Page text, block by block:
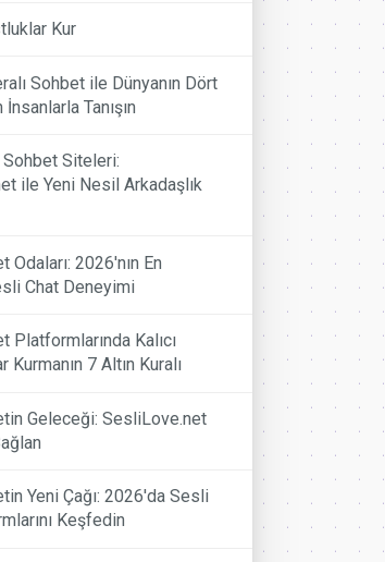
Kur
Sohbet ile Dünyanın Dört
İnsanlarla Tanışın
Siteleri:
ile Yeni Nesil Arkadaşlık
Odaları: 2026'nın En
Chat Deneyimi
Platformlarında Kalıcı
Kurmanın 7 Altın Kuralı
Geleceği: SesliLove.net
Yeni Çağı: 2026'da Sesli
Keşfedin